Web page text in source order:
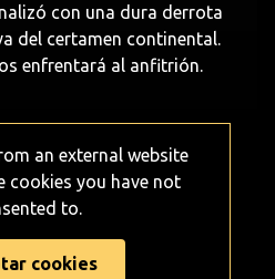
con una dura derrota
del certamen continental.
enfrentará al anfitrión.
an external website
cookies you have not
to.
cookies